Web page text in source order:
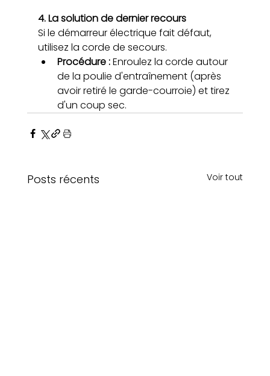
4. La solution de dernier recours
Si le démarreur électrique fait défaut,
utilisez la corde de secours.
Procédure : Enroulez la corde autour
de la poulie d'entraînement (après
avoir retiré le garde-courroie) et tirez
d'un coup sec.
Posts récents Voir tout